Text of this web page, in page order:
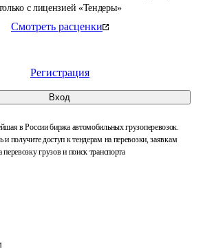
с лицензией «Тендеры»
Смотреть расценки
Регистрация
Вход
в России биржа автомобильных грузоперевозок.
и получите доступ к тендерам на перевозки, заявкам
перевозку грузов и поиск транспорта